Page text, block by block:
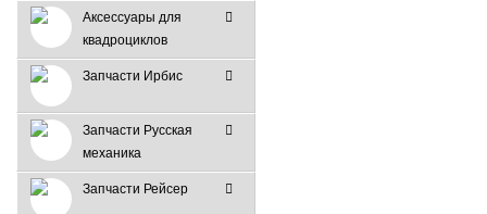
Аксессуары для
квадроциклов
Запчасти Ирбис
Запчасти Русская
механика
Запчасти Рейсер